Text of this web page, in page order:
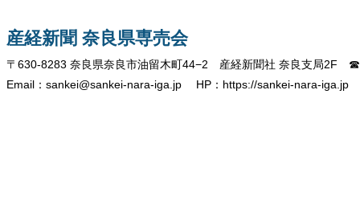
産経新聞 奈良県専売会
〒630-8283 奈良県奈良市油留木町44−2 産経新聞社 奈良支局2F
Email：sankei@sankei-nara-iga.jp HP：https://sankei-nara-iga.jp